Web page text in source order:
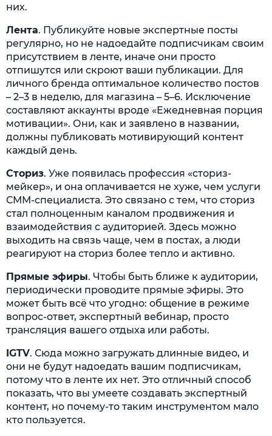
них.
Лента. Публикуйте новые экспертные посты
регулярно, но не надоедайте подписчикам своим
присутствием в ленте, иначе они просто
отпишутся или скроют ваши публикации. Для
личного бренда оптимальное количество постов
– 2–3 в неделю, для магазина – 5–6. Исключение
составляют аккаунты вроде «Ежедневная порция
мотивации». Они, как и заявлено в названии,
должны публиковать мотивирующий контент
каждый день.
Сториз. Уже появилась профессия «сториз-
мейкер», и она оплачивается не хуже, чем услуги
СММ-специалиста. Это связано с тем, что сториз
стал полноценным каналом продвижения и
взаимодействия с аудиторией. Здесь можно
выходить на связь чаще, чем в постах, а люди
реагируют на сториз более тепло и активно.
Прямые эфиры. Чтобы быть ближе к аудитории,
периодически проводите прямые эфиры. Это
может быть всё что угодно: общение в режиме
вопрос-ответ, экспертный вебинар, просто
трансляция вашего отдыха или работы.
IGTV. Сюда можно загружать длинные видео, и
они не будут надоедать вашим подписчикам,
потому что в ленте их нет. Это отличный способ
показать, что вы умеете создавать экспертный
контент, но почему-то таким инструментом мало
кто пользуется.